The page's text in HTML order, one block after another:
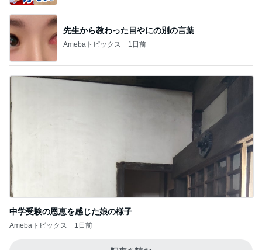
中学受験の恩恵を感じた娘の様子
Amebaトピックス
記事を読む